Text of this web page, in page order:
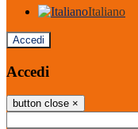
Italiano
Accedi
Accedi
button close ×